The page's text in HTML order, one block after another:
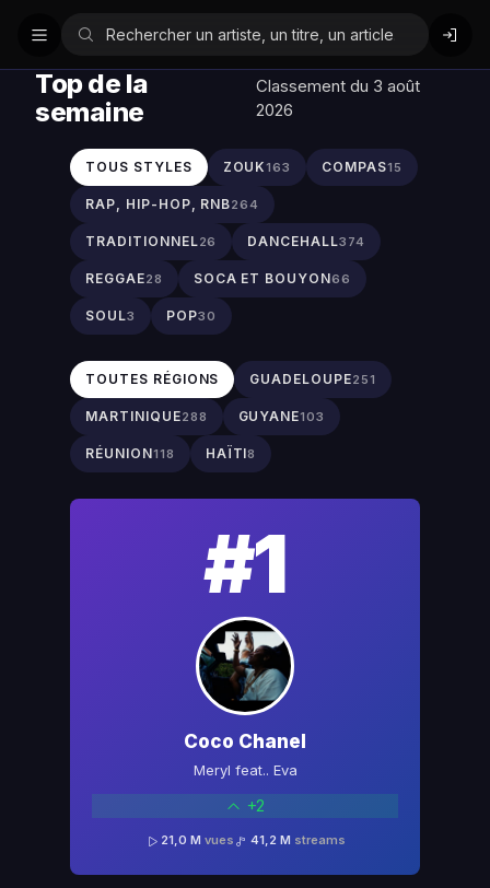
Top de la
semaine
Classement du 3 août
2026
TOUS STYLES ZOUK163 COMPAS15
RAP, HIP-HOP, RNB264
TRADITIONNEL26 DANCEHALL374
REGGAE28 SOCA ET BOUYON66
SOUL3 POP30
TOUTES RÉGIONS GUADELOUPE251
MARTINIQUE288 GUYANE103
RÉUNION118 HAÏTI8
#1
Coco Chanel
Meryl feat.. Eva
+2
21,0 M vues 41,2 M streams